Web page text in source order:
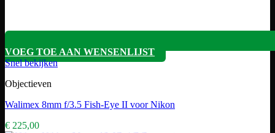
VOEG TOE AAN WENSENLIJST
Snel bekijken
Objectieven
Walimex 8mm f/3.5 Fish-Eye II voor Nikon
€ 225,00